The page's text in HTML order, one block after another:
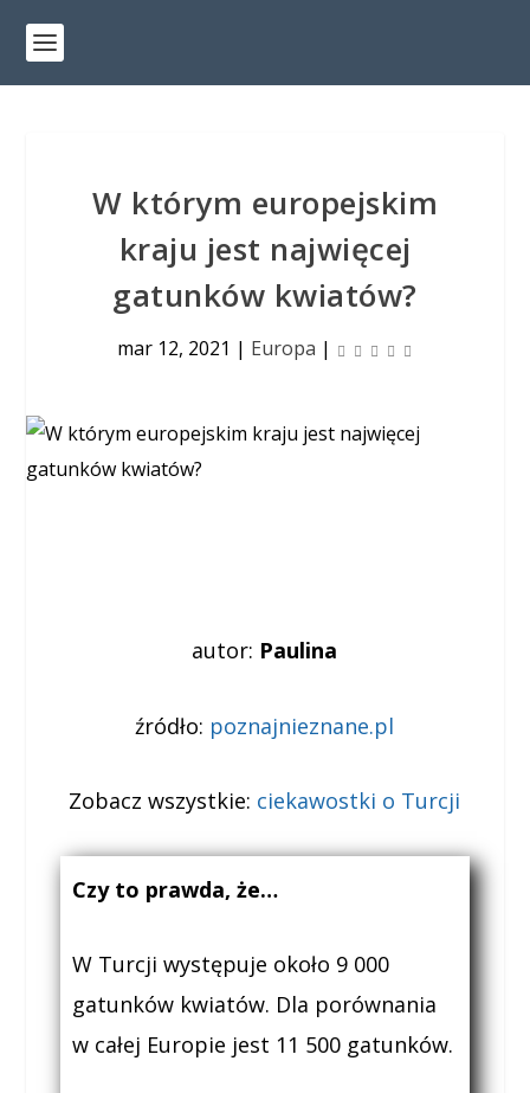
W którym europejskim
kraju jest najwięcej
gatunków kwiatów?
mar 12, 2021 | Europa |
autor: Paulina
źródło: poznajnieznane.pl
Zobacz wszystkie: ciekawostki o Turcji
Czy to prawda, że…
W Turcji występuje około 9 000
gatunków kwiatów. Dla porównania
w całej Europie jest 11 500 gatunków.